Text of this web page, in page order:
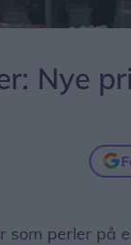
Nye
som perler på